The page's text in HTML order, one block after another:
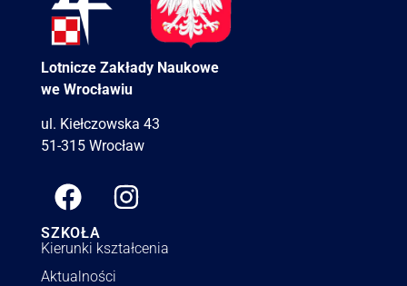
Lotnicze Zakłady Naukowe
we Wrocławiu
ul. Kiełczowska 43
51-315 Wrocław
SZKOŁA
Kierunki kształcenia
Aktualności